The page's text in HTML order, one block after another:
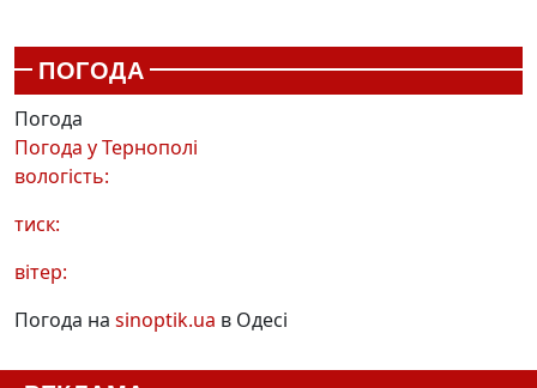
ПОГОДА
Погода
Погода уТернополі
вологість:
тиск:
вітер:
Погода на sinoptik.ua в Одесі